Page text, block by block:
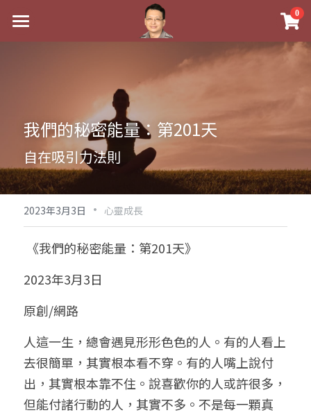
0
最新消息
祖傳命理
手工印鑑
五行八字學
後天派陽宅
Blog
黃金會員專區
八字雜記
心靈成長
人氣最高
站長精選
臉書生活
好書推廌
試閱專區
Podcast聽書
團隊訓練營
八字視頻
陽宅視頻
線上直播
自我挑戰
線上學苑
八字初階班1
八字初階班2
八字進階班
八字中階班
八字高階班
命理商城
八字完整班
《十神高階實戰錄》完整典藏版
科學八字推理PDF
八字批命
我的著作
科學八字推理1
科學八字推理2
科學八字推理3
與我預約
批命預約
上課預約
登錄
註冊
搜索
我們的秘密能量：第201天
自在吸引力法則
2023年3月3日 · 心靈成長
《我們的秘密能量：第201天》
2023年3月3日
原創/網路
人這一生，總會遇見形形色色的人。有的人看上
去很簡單，其實根本看不穿。有的人嘴上說付
出，其實根本靠不住。說喜歡你的人或許很多，
但能付諸行動的人，其實不多。不是每一顆真
×
商品分類
科學八字推理PDF
《十神高階實戰錄》完整典藏版
1美元超值PDF